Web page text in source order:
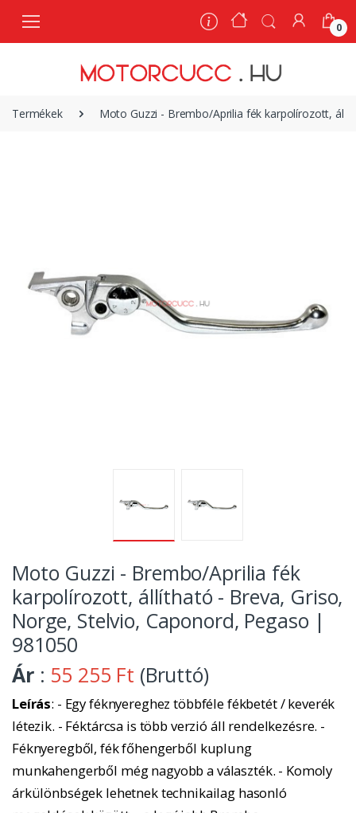
0
Termékek Moto Guzzi - Brembo/Aprilia fék karpolírozott,
Moto Guzzi - Brembo/Aprilia fék
karpolírozott, állítható - Breva, Griso,
Norge, Stelvio, Caponord, Pegaso |
981050
Ár : 55 255 Ft (Bruttó)
Leírás: - Egy féknyereghez többféle fékbetét / keverék
létezik. - Féktárcsa is több verzió áll rendelkezésre. -
Féknyeregből, fék főhengerből kuplung
munkahengerből még nagyobb a választék. - Komoly
árkülönbségek lehetnek technikailag hasonló
0